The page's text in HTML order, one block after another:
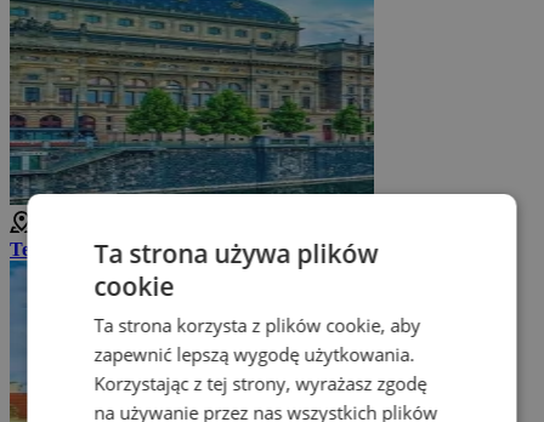
Teatr NarodowyTa strona używa plików
cookie
Ta strona korzysta z plików cookie, aby
zapewnić lepszą wygodę użytkowania.
Korzystając z tej strony, wyrażasz zgodę
na używanie przez nas wszystkich plików